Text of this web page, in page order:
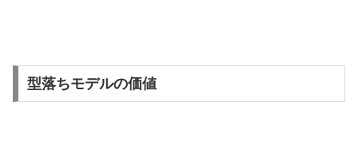
型落ちモデルの価値